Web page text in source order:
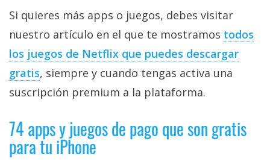
Cambiar
opciones
de
privacidad
/
Aviso
Legal
El medio de
comunicación
digital donde
Si quieres más apps o juegos, debes visitar
nuestro artículo en el que te mostramos todos
los juegos de Netflix que puedes descargar
gratis, siempre y cuando tengas activa una
suscripción premium a la plataforma.
74 apps y juegos de pago que son gratis
para tu iPhone